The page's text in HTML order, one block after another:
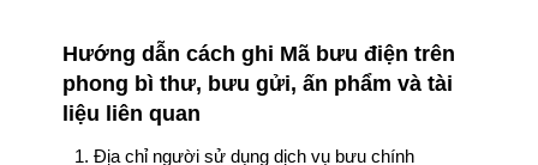
Hướng dẫn cách ghi Mã bưu điện trên
phong bì thư, bưu gửi, ấn phẩm và tài
liệu liên quan
1. Địa chỉ người sử dụng dịch vụ bưu chính